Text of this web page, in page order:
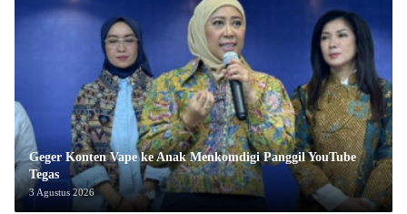
Geger Konten Vape ke Anak Menkomdigi Panggil YouTube
Tegas
3 Agustus 2026